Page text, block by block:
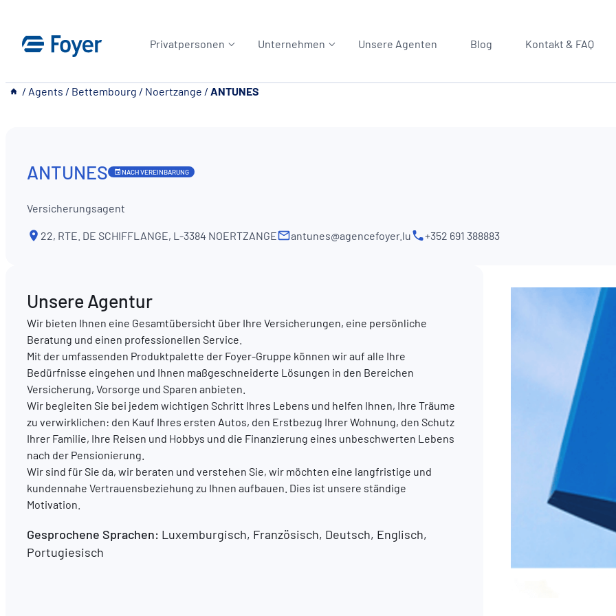
springen
Privatpersonen Unternehmen Unsere Agenten Blog Kontakt & FAQ
__ / Agents / Bettembourg / Noertzange / ANTUNES
ANTUNES NACH VEREINBARUNG
Versicherungsagent
22, RTE. DE SCHIFFLANGE, L-3384 NOERTZANGE antunes@agencefoyer.lu +352 691 388883
Unsere Agentur
Wir bieten Ihnen eine Gesamtübersicht über Ihre Versicherungen, eine persönliche
Beratung und einen professionellen Service.
Mit der umfassenden Produktpalette der Foyer-Gruppe können wir auf alle Ihre
Bedürfnisse eingehen und Ihnen maßgeschneiderte Lösungen in den Bereichen
Versicherung, Vorsorge und Sparen anbieten.
Wir begleiten Sie bei jedem wichtigen Schritt Ihres Lebens und helfen Ihnen, Ihre Träume
zu verwirklichen: den Kauf Ihres ersten Autos, den Erstbezug Ihrer Wohnung, den Schutz
Ihrer Familie, Ihre Reisen und Hobbys und die Finanzierung eines unbeschwerten Lebens
nach der Pensionierung.
Wir sind für Sie da, wir beraten und verstehen Sie, wir möchten eine langfristige und
kundennahe Vertrauensbeziehung zu Ihnen aufbauen. Dies ist unsere ständige
Motivation.
Gesprochene Sprachen: Luxemburgisch, Französisch, Deutsch, Englisch,
Portugiesisch